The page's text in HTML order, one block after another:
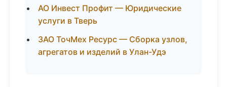
АО Инвест Профит — Юридические
услуги в Тверь
ЗАО ТочМех Ресурс — Сборка узлов,
агрегатов и изделий в Улан-Удэ